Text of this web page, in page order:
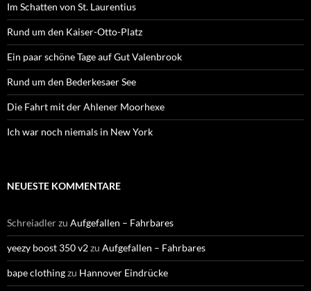
Im Schatten von St. Laurentius
Rund um den Kaiser-Otto-Platz
Ein paar schöne Tage auf Gut Valenbrook
Rund um den Bederkesaer See
Die Fahrt mit der Ahlener Moorhexe
Ich war noch niemals in New York
NEUESTE KOMMENTARE
Schreiadlerzu Aufgefallen – Fahrbares
yeezy boost 350 v2zu Aufgefallen – Fahrbares
bape clothingzu Hannover Eindrücke